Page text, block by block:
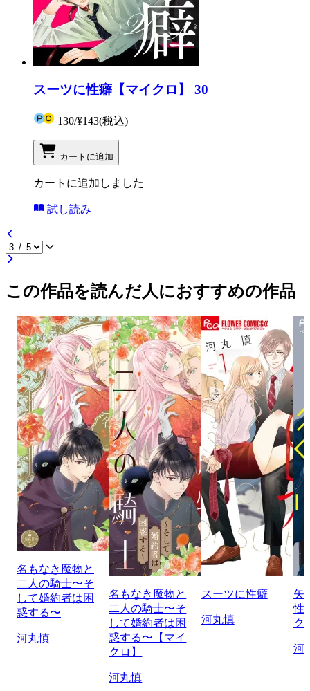
スーツに性癖【マイクロ】 30
130/¥143(税込)
カートに追加
カートに追加しました
試し読み
この作品を読んだ人におすすめの作品
名もなき魔物と
二人の騎士〜そ
して婚約者は困
惑する〜
河丸慎
名もなき魔物と
二人の騎士〜そ
して婚約者は困
惑する〜【マイ
クロ】
河丸慎
スーツに性癖
河丸慎
矢
性
ク
河